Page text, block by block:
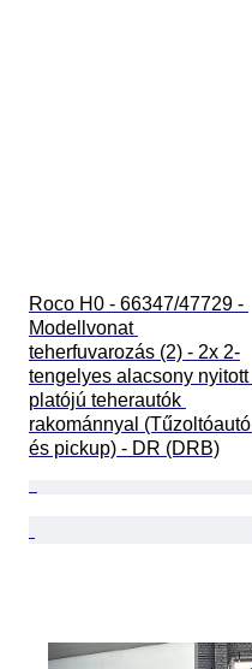
Roco H0 - 66347/47729 -
Modellvonat
teherfuvarozás (2) - 2x 2-
tengelyes alacsony nyitott
platójú teherautók
rakománnyal (Tűzoltóautó
és pickup) - DR (DRB)